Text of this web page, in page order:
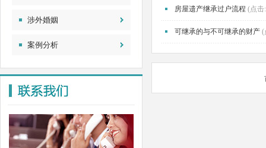
涉外婚姻
案例分析
房屋遗产继承过户流程 (点击
可继承的与不可继承的财产 (